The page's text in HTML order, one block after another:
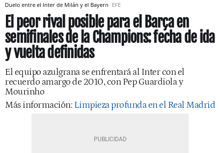
Duelo entre el Inter de Milán y el Bayern EFE
El peor rival posible para el Barça en
semifinales de la Champions: fecha de ida
y vuelta definidas
El equipo azulgrana se enfrentará al Inter con el
recuerdo amargo de 2010, con Pep Guardiola y
Mourinho
Más información: Limpieza profunda en el Real Madrid